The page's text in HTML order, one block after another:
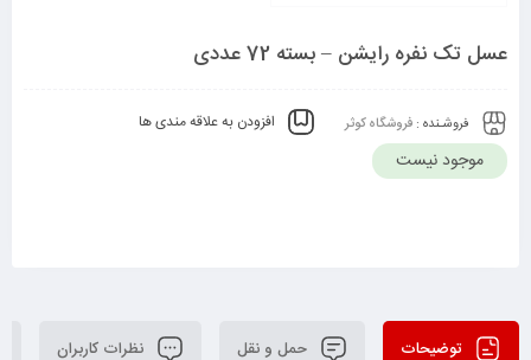
عسل تک نفره رایشن – بسته 72 عددی
فروشـنده : فروشگاه کوثر افزودن به علاقه مندی ها
موجود نیست
توضیحات حمل و نقل نظرات کاربران